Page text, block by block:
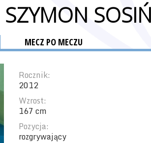
SZYMON
MECZ PO MECZU
Rocznik:
2012
Wzrost:
167 cm
Pozycja:
rozgrywający